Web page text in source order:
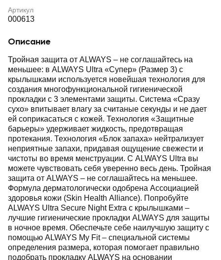
Артикул
000613
Описание
Тройная защита от ALWAYS – не соглашайтесь на
меньшее: в ALWAYS Ultra «Супер» (Размер 3) с
крылышками используется новейшая технология для
создания многофункциональной гигиенической
прокладки с 3 элементами защиты. Система «Сразу
сухо» впитывает влагу за считаные секунды и не дает
ей соприкасаться с кожей. Технология «Защитные
барьеры» удерживает жидкость, предотвращая
протекания. Технология «Блок запаха» нейтрализует
неприятные запахи, придавая ощущение свежести и
чистоты во время менструации. С ALWAYS Ultra вы
можете чувствовать себя уверенно весь день. Тройная
защита от ALWAYS – не соглашайтесь на меньшее.
Формула дерматологически одобрена Ассоциацией
здоровья кожи (Skin Health Alliance). Попробуйте
ALWAYS Ultra Secure Night Extra с крылышками –
лучшие гигиенические прокладки ALWAYS для защиты
в ночное время. Обеспечьте себе наилучшую защиту с
помощью ALWAYS My Fit – специальной системы
определения размера, которая помогает правильно
подобрать прокладку ALWAYS на основании